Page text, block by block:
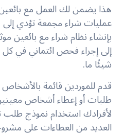
هذا يضمن لك العمل مع
عمليات شراء مجمعة تؤدي
بإنشاء نظام شراء مع بائعين
إلى إجراء فحص ائتماني في
شيئًا ما.
قدم للموردين قائمة
طلبات أو إعطاء أشخاص
لأفرادك استخدام نموذج طلب
العديد من العطاءات على